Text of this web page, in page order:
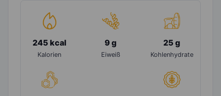
245 kcal
Kalorien
9 g
Eiweiß
25 g
Kohlenhydrate